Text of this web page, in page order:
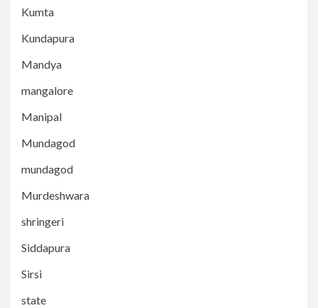
Kumta
Kundapura
Mandya
mangalore
Manipal
Mundagod
mundagod
Murdeshwara
shringeri
Siddapura
Sirsi
state